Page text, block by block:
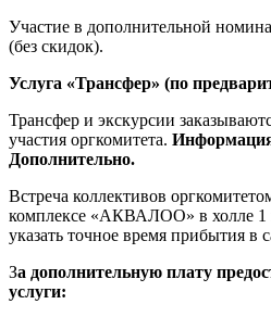
Участие в дополнительной
(без скидок).
Услуга «Трансфер» (по
Трансфер и экскурсии
участия оргкомитета.
Дополнительно.
Встреча коллективов
комплексе «АКВАЛОО» в холле 1
указать точное время прибытия в
За дополнительную плату
услуги: